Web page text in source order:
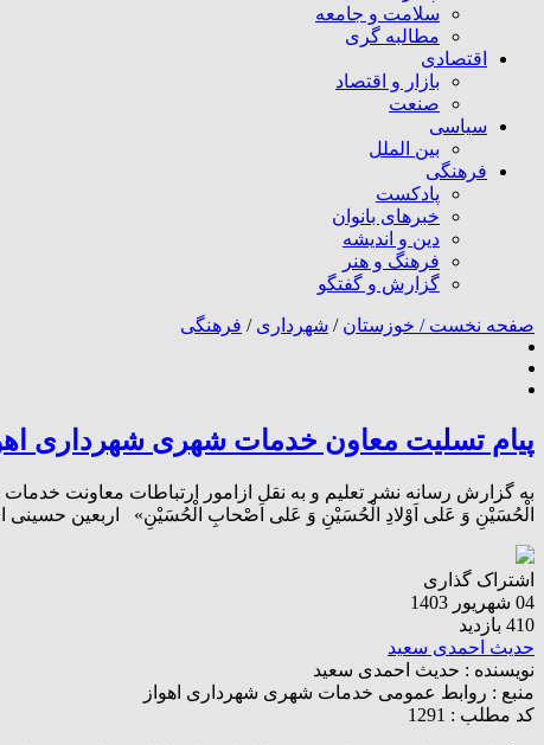
سلامت و جامعه
مطالبه گری
اقتصادی
بازار و اقتصاد
صنعت
سیاسی
بین الملل
فرهنگی
پادکست
خبرهای بانوان
دین و اندیشه
فرهنگ و هنر
گزارش و گفتگو
صفحه نخست / خوزستان / شهرداری / فرهنگی
پیام تسلیت معاون خدمات شهری شهرداری
به گزارش رسانه نشر تعلیم و به نقل ازامور ارتباطات معاونت
الْحُسَیْنِ وَ عَلى اَوْلادِ الْحُسَیْنِ وَ عَلى اَصْحابِ الْحُسَیْنِ» اربعین
اشتراک گذاری
04 شهریور 1403
410 بازدید
حدیث احمدی سعید
نویسنده : حدیث احمدی سعید
منبع : روابط عمومی خدمات شهری شهرداری اهواز
کد مطلب : 1291